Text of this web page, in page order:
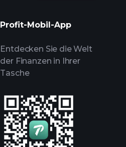
Profit-Mobil-App
Entdecken Sie die Welt
der Finanzen in Ihrer
Tasche